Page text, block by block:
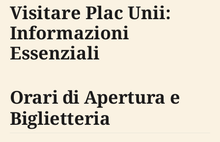
Visitare Plac Unii:
Informazioni
Essenziali
Orari di Apertura e
Biglietteria